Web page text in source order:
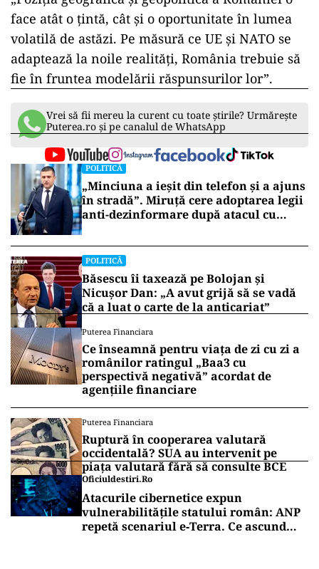
face atât o țintă, cât și o oportunitate în lumea
volatilă de astăzi. Pe măsură ce UE și NATO se
adaptează la noile realități, România trebuie să
fie în fruntea modelării răspunsurilor lor”.
Vrei să fii mereu la curent cu toate știrile? Urmărește
Puterea.ro și pe canalul de WhatsApp
POLITICĂ
„Minciuna a ieșit din telefon și a ajuns
în stradă”. Miruță cere adoptarea legii
anti-dezinformare după atacul cu
POLITICĂ
Băsescu îi taxează pe Bolojan și
Nicușor Dan: „A avut grijă să se vadă
că a luat o carte de la anticariat”
Puterea Financiara
Ce înseamnă pentru viața de zi cu zi a
românilor ratingul „Baa3 cu
perspectivă negativă” acordat de
agențiile financiare
Puterea Financiara
Ruptură în cooperarea valutară
occidentală? SUA au intervenit pe
piața valutară fără să consulte BCE
Oficiuldestiri.ro
Atacurile cibernetice expun
vulnerabilitățile statului român: ANP
repetă scenariul e‑Terra. Ce ascund